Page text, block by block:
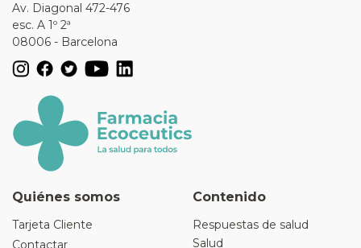
Av. Diagonal 472-476
esc. A 1º 2ª
08006 - Barcelona
Quiénes somos
Tarjeta Cliente
Contactar
Contenido
Respuestas de salud
Salud